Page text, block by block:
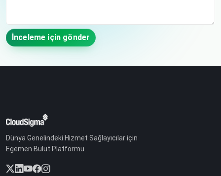
İnceleme için gönder
Dünya Genelindeki Hizmet Sağlayıcılar için
Egemen Bulut Platformu.